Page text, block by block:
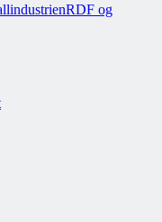
RDF og